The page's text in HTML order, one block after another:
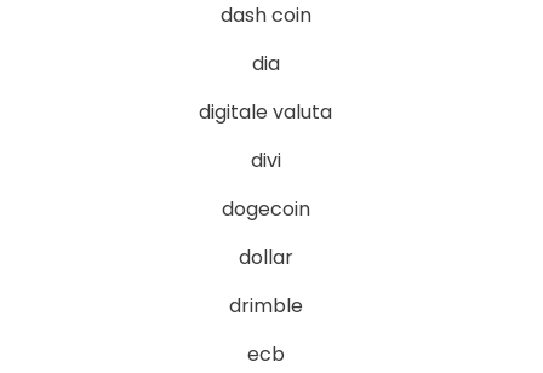
dash coin
dia
digitale valuta
divi
dogecoin
dollar
drimble
ecb